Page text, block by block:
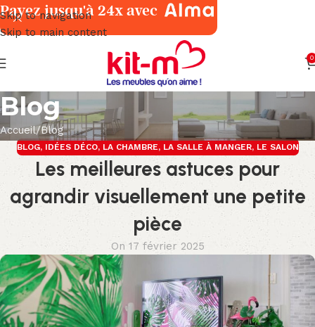
Skip to navigation
Skip to main content
0
Blog
Accueil Blog
BLOG, IDÉES DÉCO, LA CHAMBRE, LA SALLE À MANGER, LE SALON
Les meilleures astuces pour
agrandir visuellement une petite
pièce
On 17 février 2025
Payez jusqu'à 24x avec